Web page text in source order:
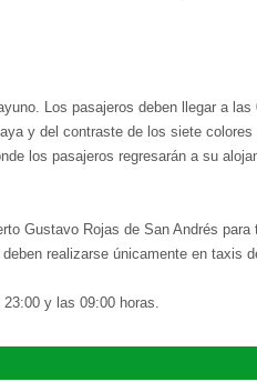
Los pasajeros deben llegar a
y del contraste de los siete
los pasajeros regresarán a su
Gustavo Rojas de San Andrés
realizarse únicamente en
y las 09:00 horas.